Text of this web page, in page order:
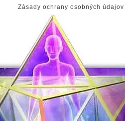
Zásady ochrany osobných údajov